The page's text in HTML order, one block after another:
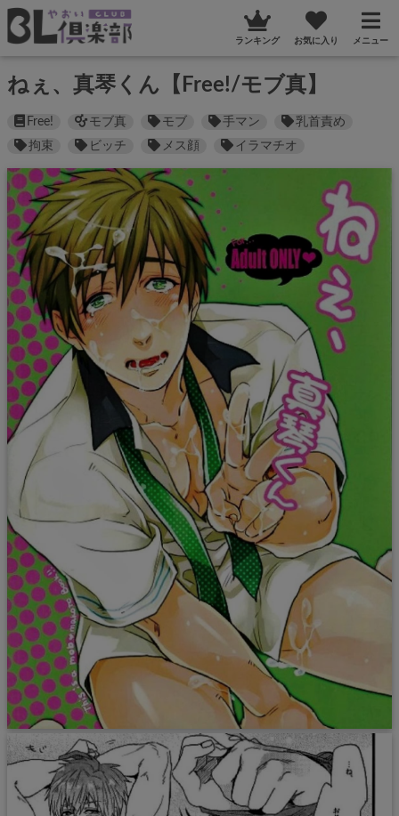
ランキング お気に入り メニュー
ねぇ、真琴くん【Free!/モブ真】
Free! モブ真 モブ 手マン
乳首責め
拘束
ビッチ メス顔 イラマチオ